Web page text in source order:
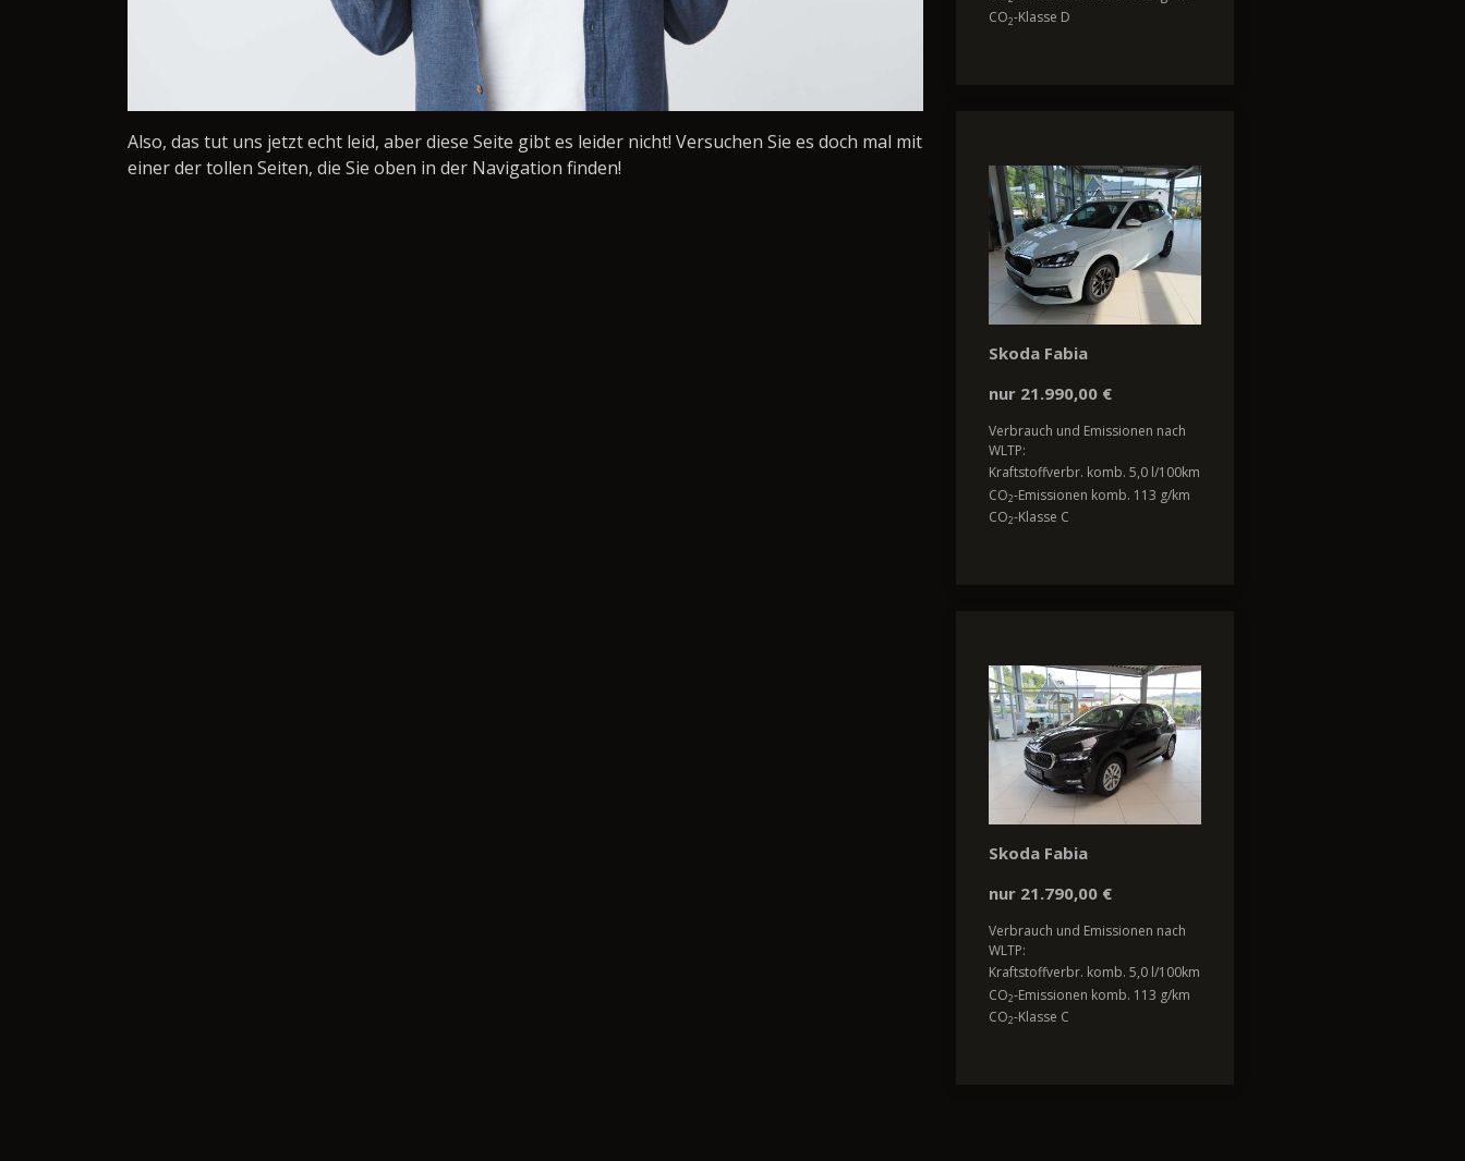
Also, das tut uns jetzt echt leid, aber diese Seite gibt es leider nicht! Versuchen Sie es doch mal mit
einer der tollen Seiten, die Sie oben in der Navigation finden!
CO2-Klasse D
Skoda Fabia
nur 21.990,00 €
Verbrauch und Emissionen nach
WLTP:
Kraftstoffverbr. komb. 5,0 l/100km
CO2-Emissionen komb. 113 g/km
CO2-Klasse C
Skoda Fabia
nur 21.790,00 €
Verbrauch und Emissionen nach
WLTP:
Kraftstoffverbr. komb. 5,0 l/100km
CO2-Emissionen komb. 113 g/km
CO2-Klasse C